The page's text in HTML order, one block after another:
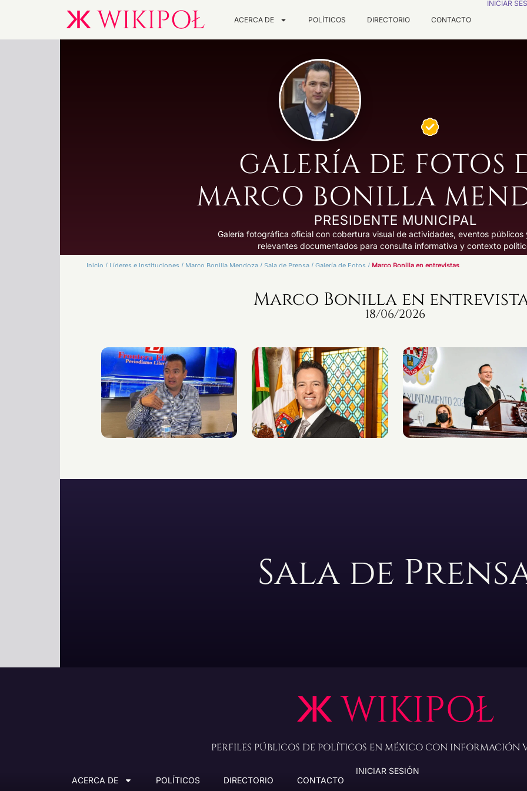
ACERCA DE POLÍTICOS DIRECTORIO CONTACTO
INICIAR
GALERÍA DE FOTOS
MARCO BONILLA
PRESIDENTE MUNICIPAL
Galería fotográfica oficial con cobertura visual de actividades, eventos públicos
relevantes documentados para consulta informativa y contexto
Inicio / Líderes e Instituciones / Marco Bonilla Mendoza / Sala de Prensa / Galería de Fotos / Marco Bonilla en entrevistas
Marco Bonilla en
18/06/2026
Sala de
PERFILES PÚBLICOS DE POLÍTICOS EN MÉXICO CON INFORMACIÓN
ACERCA DE POLÍTICOS DIRECTORIO CONTACTO
INICIAR SESIÓN